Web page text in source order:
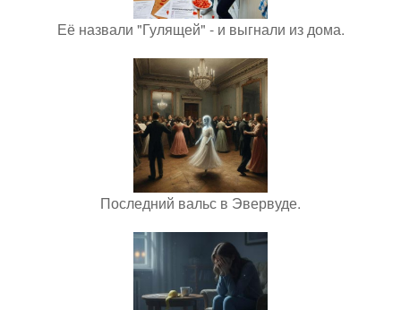
Её назвали "Гулящей" - и выгнали из дома.
Последний вальс в Эвервуде.